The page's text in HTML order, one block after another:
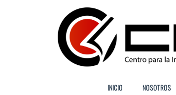
INICIO NOSOTROS